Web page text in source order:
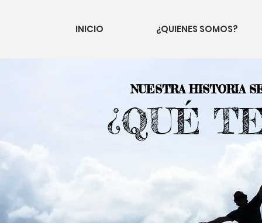
INICIO ¿QUIENES SOMOS?
NUESTRA HISTORIA
¿QUÉ